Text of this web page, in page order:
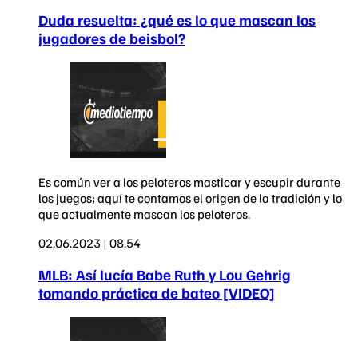
Duda resuelta: ¿qué es lo que mascan los
jugadores de beisbol?
Es común ver a los peloteros masticar y escupir durante
los juegos; aquí te contamos el origen de la tradición y lo
que actualmente mascan los peloteros.
02.06.2023 | 08.54
MLB: Así lucía Babe Ruth y Lou Gehrig
tomando práctica de bateo [VIDEO]